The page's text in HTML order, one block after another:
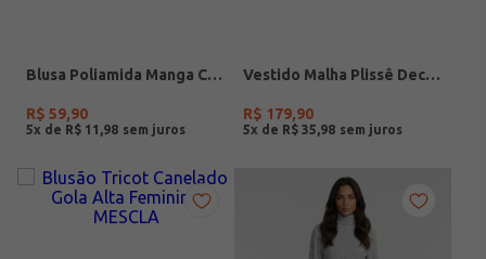
Blusa Poliamida Manga Curta Feminina BRANCO
R$ 59,90
5x de R$ 11 98
Vestido Malha Plissê Decote V Plus Size Feminino OFF WHITE
R$ 179,90
5x de R$ 35 98